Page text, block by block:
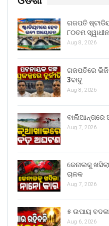
ଗଜପତି
୮୦ତମ
Aug 8, 2026
ଗଜପତିରେ
3ବାବୁ
Aug 8, 2026
ବାଲିଆନ୍ତାରେ
Aug 7, 2026
କେନାଲକୁ
ଚାଳକ
Aug 7, 2026
୫ ଉପାୟ
Aug 6, 2026